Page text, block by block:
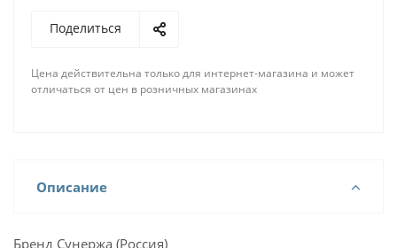
Поделиться
Цена действительна только для интернет-магазина и может
отличаться от цен в розничных магазинах
Описание
Бренд Сунержа (Россия)